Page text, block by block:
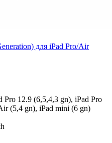
для iPad Pro/Air
Pro 12.9 (6,5,4,3 gn), iPad Pro
(5,4 gn), iPad mini (6 gn)